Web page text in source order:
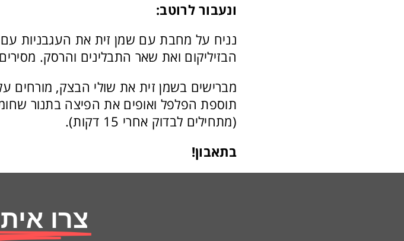
ונעבור לרוטב:
נניח על מחבת עם שמן זית את העגבניות
הבזיליקום ואת שאר התבלינים והרסק.
מברישים בשמן זית את שולי הבצק, מורחים
(מתחילים לבדוק אחרי 15 דקות).
בתאבון!
צרו